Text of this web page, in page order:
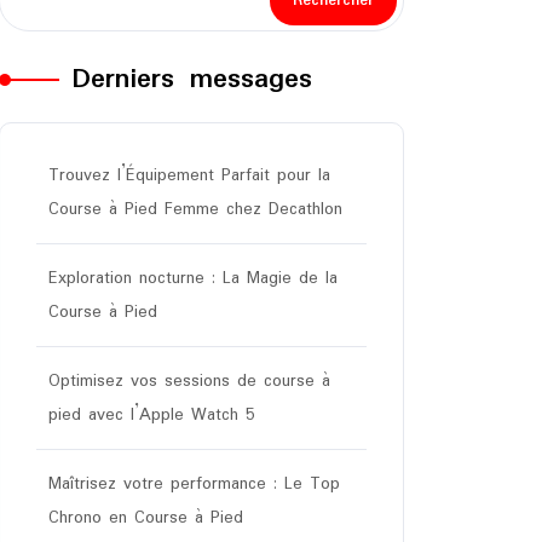
Derniers messages
Trouvez l’Équipement Parfait pour la
Course à Pied Femme chez Decathlon
Exploration nocturne : La Magie de la
Course à Pied
Optimisez vos sessions de course à
pied avec l’Apple Watch 5
Maîtrisez votre performance : Le Top
Chrono en Course à Pied